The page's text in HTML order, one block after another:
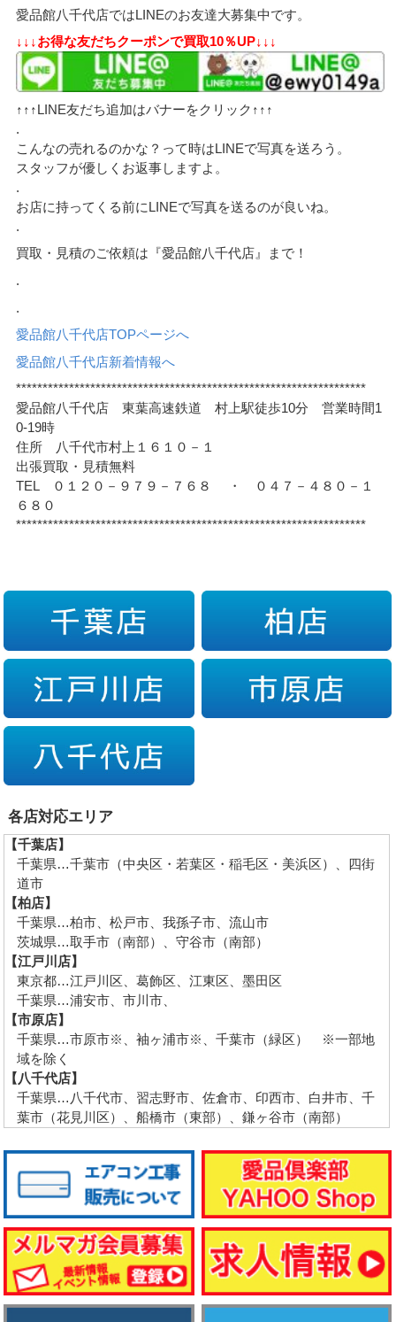
愛品館八千代店ではLINEのお友達大募集中です。
↓↓↓お得な友だちクーポンで買取10％UP↓↓↓
↑↑↑LINE友だち追加はバナーをクリック↑↑↑
.
こんなの売れるのかな？って時はLINEで写真を送ろう。
スタッフが優しくお返事しますよ。
.
お店に持ってくる前にLINEで写真を送るのが良いね。
.
買取・見積のご依頼は『愛品館八千代店』まで！
.
.
愛品館八千代店TOPページへ
愛品館八千代店新着情報へ
******************************************************************
愛品館八千代店 東葉高速鉄道 村上駅徒歩10分 営業時間1
0-19時
住所 八千代市村上１６１０－１
出張買取・見積無料
TEL ０１２０－９７９－７６８ ・ ０４７－４８０－１
６８０
******************************************************************
各店対応エリア
【千葉店】
千葉県…千葉市（中央区・若葉区・稲毛区・美浜区）、四街
道市
【柏店】
千葉県…柏市、松戸市、我孫子市、流山市
茨城県…取手市（南部）、守谷市（南部）
【江戸川店】
東京都…江戸川区、葛飾区、江東区、墨田区
千葉県…浦安市、市川市、
【市原店】
千葉県…市原市※、袖ヶ浦市※、千葉市（緑区） ※一部地
域を除く
【八千代店】
千葉県…八千代市、習志野市、佐倉市、印西市、白井市、千
葉市（花見川区）、船橋市（東部）、鎌ヶ谷市（南部）